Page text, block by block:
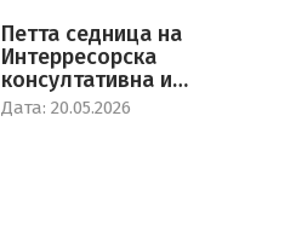
Петта седница на
Интерресорска
консултативна и
советодавна група за
еднкви можности на
Дата: 20.05.2026